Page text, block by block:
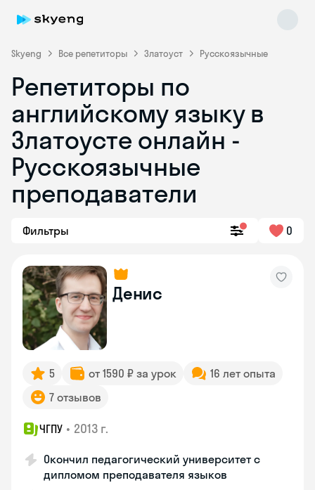
Skyeng Все репетиторы Златоуст Русскоязычные
Репетиторы по
английскому языку в
Златоусте онлайн -
Русскоязычные
преподаватели
Фильтры 0
Денис
5 от 1590 ₽ за урок
16 лет опыта
7 отзывов
ЧГПУ • 2013 г.
Окончил педагогический университет с
дипломом преподавателя языков
online